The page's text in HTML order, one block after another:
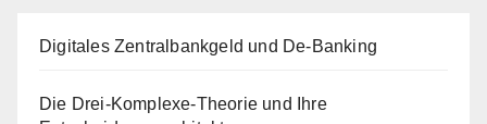
Digitales Zentralbankgeld und De-Banking
Die Drei-Komplexe-Theorie und Ihre